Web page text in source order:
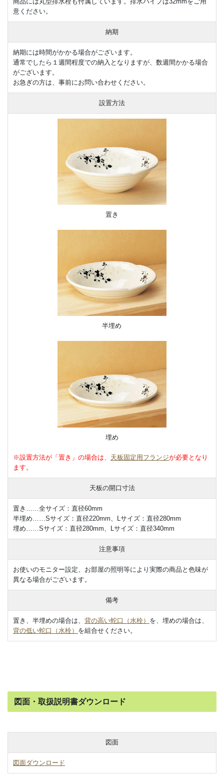
意ください。
納期
納期には時間がかかる場合がございます。
通常でしたら１週間程度での納入となりますが、数週間かかる場合
がございます。
お急ぎの方は、事前にお問い合わせください。
設置方法
置き
半埋め
埋め
※設置方法が「置き」の場合は、 天板固定用フランジが必要となり
ます。
天板の開口寸法
置き……全サイズ：直径60mm
半埋め……Sサイズ：直径220mm、Lサイズ：直径280mm
埋め……Sサイズ：直径280mm、Lサイズ：直径340mm
注意事項
お使いのモニター設定、お部屋の照明等により実際の商品と色味が
異なる場合がございます。
備考
置き、半埋めの場合は、 背の高い蛇口（水栓） を、埋めの場合は、
背の低い蛇口（水栓） を組合せください。
図面・取扱説明書ダウンロード
図面
図面ダウンロード